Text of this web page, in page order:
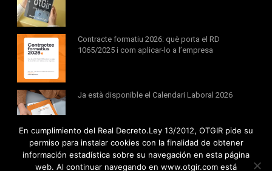
Contracte formatiu 2026: què porta el RD
1065/2025 i com aplicar-lo a l’empresa
Ja està disponible el Calendari Laboral 2026
En cumplimiento del Real Decreto.Ley 13/2012, OTGIR pide su
permiso para instalar cookies con la finalidad de obtener
información estadística sobre su navegación en esta página
web. Al continuar navegando en www.otgir.com está